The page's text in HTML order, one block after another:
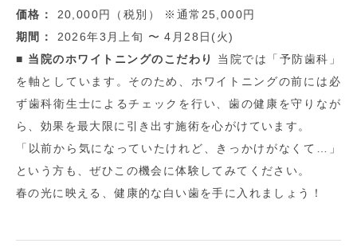
価格：
20,000円（税別） ※通常25,000円
期間：
2026年3月上旬 〜 4月28日(火)
■ 当院のホワイトニングのこだわり
当院では「予防歯科」
を軸としています。そのため、ホワイトニングの前には必
ず歯科衛生士によるチェックを行い、歯の健康を守りなが
ら、効果を最大限に引き出す施術を心がけています。
「以前から気になっていたけれど、きっかけがなくて…」
という方も、ぜひこの機会に体験してみてください。
春の光に映える、健康的な白い歯を手に入れましょう！